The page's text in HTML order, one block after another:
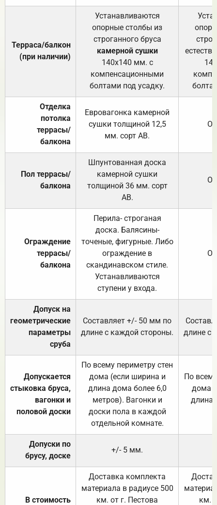
Терраса/балкон
(при наличии)
Устанавливаются
опорные столбы из
строганного бруса
камерной сушки
140х140 мм. с
компенсационными
болтами под усадку.
Отделка
потолка
террасы/
балкона
Евровагонка камерной
сушки толщиной 12,5
мм. сорт АВ.
Пол террасы/
балкона
Шпунтованная доска
камерной сушки
толщиной 36 мм. сорт
АВ.
Ограждение
террасы/
балкона
Перила- строганая
доска. Балясины-
точеные, фигурные. Либо
ограждение в
скандинавском стиле.
Устанавливаются
ступени у входа.
Допуск на
геометрические
параметры
сруба
Составляет +/- 50 мм по
длине с каждой стороны.
длине с
Допускается
стыковка бруса,
вагонки и
половой доски
По всему периметру стен
дома (если ширина и
длина дома более 6,0
метров). Вагонки и
доски пола в каждой
отдельной комнате.
По
дома
длина
Допуски по
брусу, доске
+/- 5 мм.
В стоимость
Доставка комплекта
материала в радиусе 500
км. от г. Пестова
км.